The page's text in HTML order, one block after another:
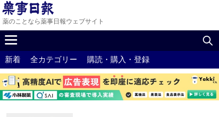
薬のことなら薬事日報ウェブサイト
新着 全カテゴリー 購読・購入・登録